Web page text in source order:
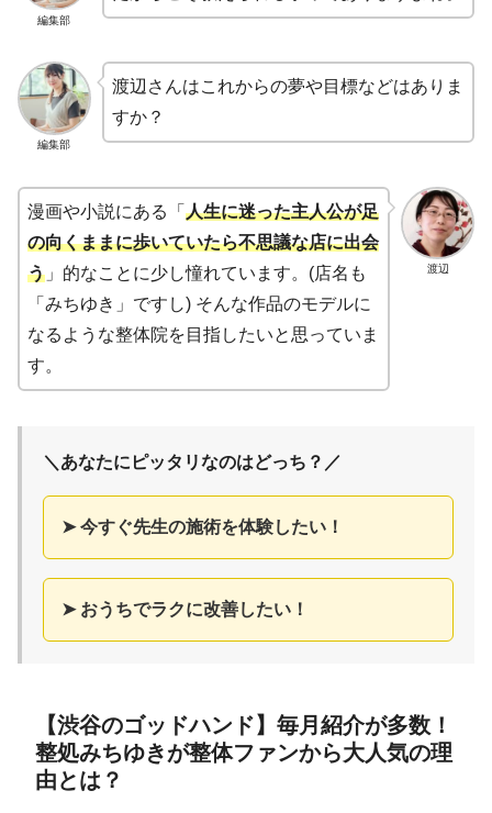
編集部
編集部
渡辺さんはこれからの夢や目標などはありま
すか？
渡辺
漫画や小説にある「 人生に迷った主人公が足
の向くままに歩いていたら不思議な店に出会
う 」的なことに少し憧れています。(店名も
「みちゆき」ですし) そんな作品のモデルに
なるような整体院を目指したいと思っていま
す。
＼あなたにピッタリなのはどっち？／
➤ 今すぐ先生の施術を体験したい！
➤ おうちでラクに改善したい！
【渋谷のゴッドハンド】毎月紹介が多数！
整処みちゆきが整体ファンから大人気の理
由とは？